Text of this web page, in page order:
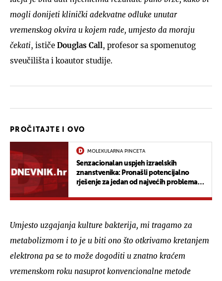
mogli donijeti klinički adekvatne odluke unutar
vremenskog okvira u kojem rade, umjesto da moraju
čekati, ističe Douglas Call, profesor sa spomenutog
sveučilišta i koautor studije.
PROČITAJTE I OVO
MOLEKULARNA PINCETA
Senzacionalan uspjeh izraelskih
znanstvenika: Pronašli potencijalno
rješenje za jedan od najvećih problema
Umjesto uzgajanja kulture bakterija, mi tragamo za
metabolizmom i to je u biti ono što otkrivamo kretanjem
elektrona pa se to može dogoditi u znatno kraćem
vremenskom roku nasuprot konvencionalne metode